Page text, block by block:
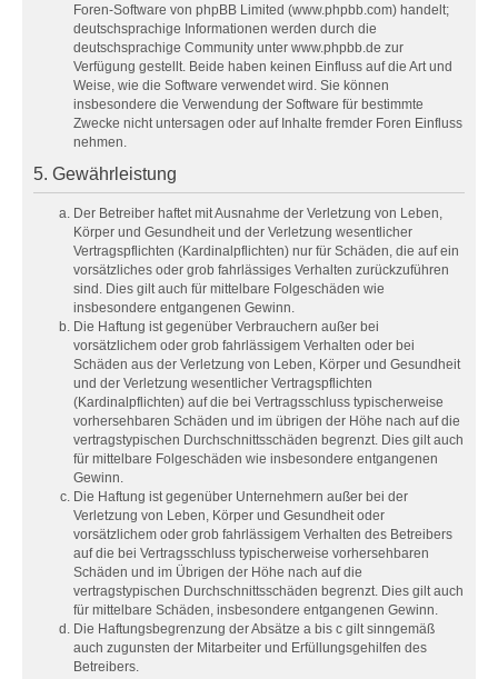
Foren-Software von phpBB Limited (www.phpbb.com) handelt;
deutschsprachige Informationen werden durch die
deutschsprachige Community unter www.phpbb.de zur
Verfügung gestellt. Beide haben keinen Einfluss auf die Art und
Weise, wie die Software verwendet wird. Sie können
insbesondere die Verwendung der Software für bestimmte
Zwecke nicht untersagen oder auf Inhalte fremder Foren Einfluss
nehmen.
5. Gewährleistung
Der Betreiber haftet mit Ausnahme der Verletzung von Leben,
Körper und Gesundheit und der Verletzung wesentlicher
Vertragspflichten (Kardinalpflichten) nur für Schäden, die auf ein
vorsätzliches oder grob fahrlässiges Verhalten zurückzuführen
sind. Dies gilt auch für mittelbare Folgeschäden wie
insbesondere entgangenen Gewinn.
Die Haftung ist gegenüber Verbrauchern außer bei
vorsätzlichem oder grob fahrlässigem Verhalten oder bei
Schäden aus der Verletzung von Leben, Körper und Gesundheit
und der Verletzung wesentlicher Vertragspflichten
(Kardinalpflichten) auf die bei Vertragsschluss typischerweise
vorhersehbaren Schäden und im übrigen der Höhe nach auf die
vertragstypischen Durchschnittsschäden begrenzt. Dies gilt auch
für mittelbare Folgeschäden wie insbesondere entgangenen
Gewinn.
Die Haftung ist gegenüber Unternehmern außer bei der
Verletzung von Leben, Körper und Gesundheit oder
vorsätzlichem oder grob fahrlässigem Verhalten des Betreibers
auf die bei Vertragsschluss typischerweise vorhersehbaren
Schäden und im Übrigen der Höhe nach auf die
vertragstypischen Durchschnittsschäden begrenzt. Dies gilt auch
für mittelbare Schäden, insbesondere entgangenen Gewinn.
Die Haftungsbegrenzung der Absätze a bis c gilt sinngemäß
auch zugunsten der Mitarbeiter und Erfüllungsgehilfen des
Betreibers.